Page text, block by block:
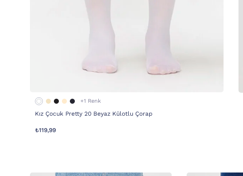
+1 Renk
Kız Çocuk Pretty 20 Beyaz Külotlu Çorap
₺119,99